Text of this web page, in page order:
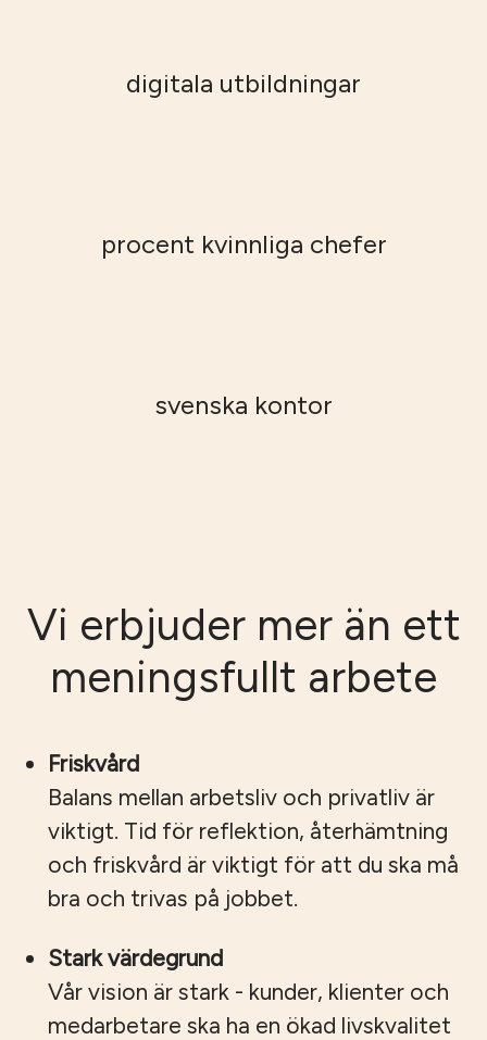
digitala utbildningar
procent kvinnliga chefer
svenska kontor
Vi erbjuder mer än ett
meningsfullt arbete
Friskvård
Balans mellan arbetsliv och privatliv är
viktigt. Tid för reflektion, återhämtning
och friskvård är viktigt för att du ska må
bra och trivas på jobbet.
Stark värdegrund
Vår vision är stark - kunder, klienter och
medarbetare ska ha en ökad livskvalitet